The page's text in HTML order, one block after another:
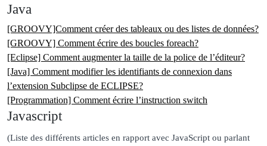
Java
[GROOVY]Comment créer des tableaux ou des listes de données?
[GROOVY] Comment écrire des boucles foreach?
[Eclipse] Comment augmenter la taille de la police de l’éditeur?
[Java] Comment modifier les identifiants de connexion dans
l’extension Subclipse de ECLIPSE?
[Programmation] Comment écrire l’instruction switch
Javascript
(Liste des différents articles en rapport avec JavaScript ou parlant